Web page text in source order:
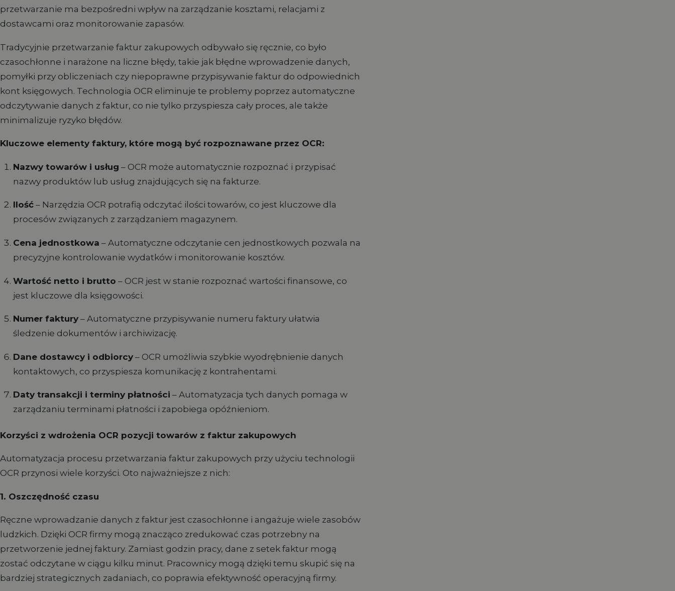
przetwarzanie ma bezpośredni wpływ na zarządzanie kosztami, relacjami z
dostawcami oraz monitorowanie zapasów.
Tradycyjnie przetwarzanie faktur zakupowych odbywało się ręcznie, co było
czasochłonne i narażone na liczne błędy, takie jak błędne wprowadzenie danych,
pomyłki przy obliczeniach czy niepoprawne przypisywanie faktur do odpowiednich
kont księgowych. Technologia OCR eliminuje te problemy poprzez automatyczne
odczytywanie danych z faktur, co nie tylko przyspiesza cały proces, ale także
minimalizuje ryzyko błędów.
Kluczowe elementy faktury, które mogą być rozpoznawane przez OCR:
Nazwy towarów i usług – OCR może automatycznie rozpoznać i przypisać
nazwy produktów lub usług znajdujących się na fakturze.
Ilość– Narzędzia OCR potrafią odczytać ilości towarów, co jest kluczowe dla
procesów związanych z zarządzaniem magazynem.
Cena jednostkowa – Automatyczne odczytanie cen jednostkowych pozwala na
precyzyjne kontrolowanie wydatków i monitorowanie kosztów.
Wartość netto i brutto – OCR jest w stanie rozpoznać wartości finansowe, co
jest kluczowe dla księgowości.
Numer faktury– Automatyczne przypisywanie numeru faktury ułatwia
śledzenie dokumentów i archiwizację.
Dane dostawcy i odbiorcy– OCR umożliwia szybkie wyodrębnienie danych
kontaktowych, co przyspiesza komunikację z kontrahentami.
Daty transakcji i terminy płatności – Automatyzacja tych danych pomaga w
zarządzaniu terminami płatności i zapobiega opóźnieniom.
Korzyści z wdrożenia OCR pozycji towarów z faktur zakupowych
Automatyzacja procesu przetwarzania faktur zakupowych przy użyciu technologii
OCR przynosi wiele korzyści. Oto najważniejsze z nich:
1. Oszczędność czasu
Ręczne wprowadzanie danych z faktur jest czasochłonne i angażuje wiele zasobów
ludzkich. Dzięki OCR firmy mogą znacząco zredukować czas potrzebny na
przetworzenie jednej faktury. Zamiast godzin pracy, dane z setek faktur mogą
zostać odczytane w ciągu kilku minut. Pracownicy mogą dzięki temu skupić się na
bardziej strategicznych zadaniach, co poprawia efektywność operacyjną firmy.